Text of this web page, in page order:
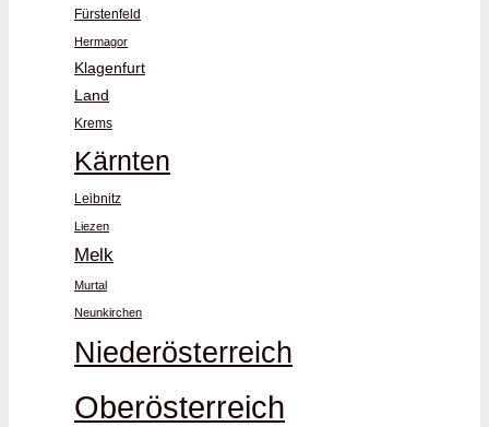
Fürstenfeld
Hermagor
Klagenfurt
Land
Krems
Kärnten
Leibnitz
Liezen
Melk
Murtal
Neunkirchen
Niederösterreich
Oberösterreich